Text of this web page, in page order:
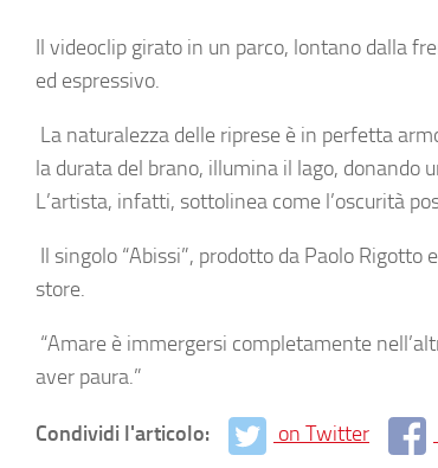
Il videoclip girato in un parco, lontano dalla
ed espressivo.
La naturalezza delle riprese è in perfetta
la durata del brano, illumina il lago, donando
L’artista, infatti, sottolinea come l’oscurità
Il singolo “Abissi”, prodotto da Paolo Rigotto
store.
“Amare è immergersi completamente
aver paura.”
Condividi l'articolo: on Twitter